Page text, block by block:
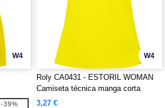
W4
-39%
W4
Roly CA0431 - ESTORIL WOMAN
Camiseta técnica manga corta
entallada transpirable
3,27 €